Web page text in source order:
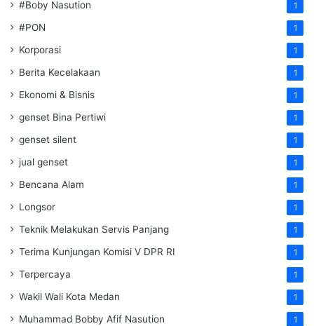
#Boby Nasution 1
#PON 1
Korporasi 1
Berita Kecelakaan 1
Ekonomi & Bisnis 1
genset Bina Pertiwi 1
genset silent 1
jual genset 1
Bencana Alam 1
Longsor 1
Teknik Melakukan Servis Panjang 1
Terima Kunjungan Komisi V DPR RI 1
Terpercaya 1
Wakil Wali Kota Medan 1
Muhammad Bobby Afif Nasution 1